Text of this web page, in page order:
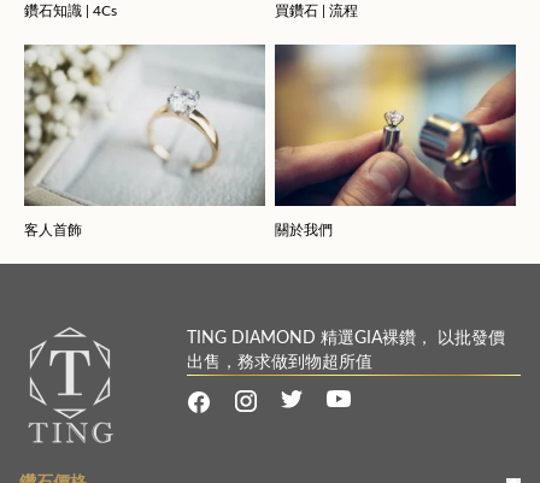
鑽石知識 | 4Cs 買鑽石 | 流程
客人首飾 關於我們
TING DIAMOND 精選GIA裸鑽， 以批發價
出售，務求做到物超所值